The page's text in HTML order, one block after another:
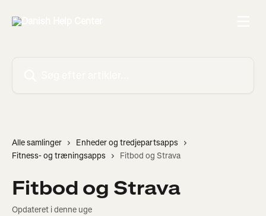
Alle samlinger
Enheder og tredjepartsapps
Fitness- og træningsapps
Fitbod og Strava
Fitbod og Strava
Opdateret i denne uge